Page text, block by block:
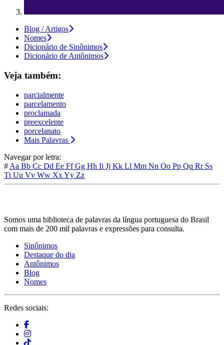
Blog / Artigos
Nomes
Dicionário de Sinônimos
Dicionário de Antônimos
Veja também:
parcialmente
parcelamento
proclamada
preexcelente
porcelanato
Mais Palavras
Navegar por letra:
# Aa Bb Cc Dd Ee FfGg Hh Ii Jj Kk Ll Mm Nn Oo Pp Qq Rr Ss
Tt Uu Vv Ww XxYy Zz
Somos uma biblioteca de palavras da língua portuguesa do Brasil
com mais de 200 mil palavras e expressões para consulta.
Sinônimos
Destaque do dia
Antônimos
Blog
Nomes
Redes sociais: